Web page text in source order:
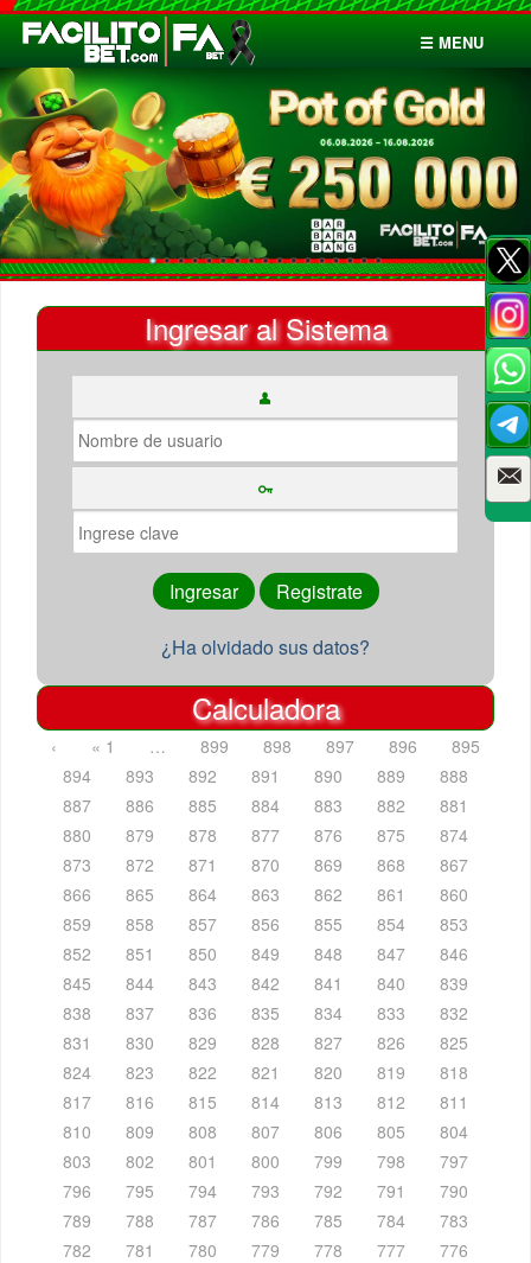
☰ MENU
Inicio
Apuestas
Cuentas
Ingresar al Sistema
¿Ha olvidado sus datos?
Calculadora
‹ « 1 … 899 898 897 896
895
894
893 892 891 890 889
888
887
886 885 884 883 882
881
880
879 878 877 876 875
874
873
872 871 870 869 868
867
866
865 864 863 862 861
860
859
858 857 856 855 854
853
852
851 850 849 848 847
846
845
844 843 842 841 840
839
838
837 836 835 834 833
832
831
830 829 828 827 826
825
824
823 822 821 820 819
818
817
816 815 814 813 812
811
810
809 808 807 806 805
804
803
802 801 800 799 798
797
796
795 794 793 792 791
790
789
788 787 786 785 784
783
782
781 780 779 778 777
776